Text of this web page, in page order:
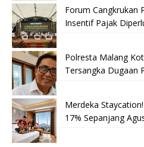
Forum Cangkrukan
Insentif Pajak
Polresta Malang
Tersangka Dugaan
Merdeka
17% Sepanjang